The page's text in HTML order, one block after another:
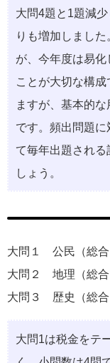
⼤問4題と1題減
りも増加しまし
が、今年度は易
ことが⼤切な構
ますが、基本的
です。頻出問題に
て毎年出題される
しょう。
大問１ 公⺠（総合
大問２ 地理（総合
大問３ 歴史（総合
⼤問1は税⾦をテ